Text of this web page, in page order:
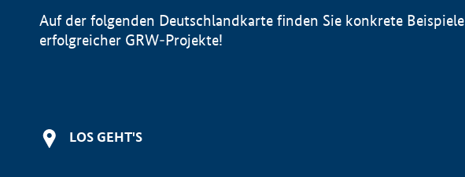
Auf der folgenden Deutschlandkarte finden Sie konkrete Beispiele
erfolgreicher GRW-Projekte!
LOS GEHT'S